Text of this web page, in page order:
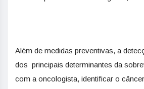
Além de medidas preventivas, a
dos ​ principais determinantes da
com a oncologista, identificar o